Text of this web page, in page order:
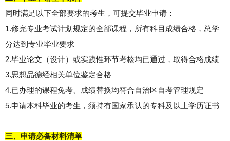
同时满足以下全部要求的考生，可提交毕业申请：
1.修完专业考试计划规定的全部课程，所有科目成绩合格，总学
分达到专业毕业要求
2.毕业论文（设计）或实践性环节考核均已通过，取得合格成绩
3.思想品德经相关单位鉴定合格
4.已办理的课程免考、成绩替换均符合自治区自考管理规定
5.申请本科毕业的考生，须持有国家承认的专科及以上学历证书
三、申请必备材料清单